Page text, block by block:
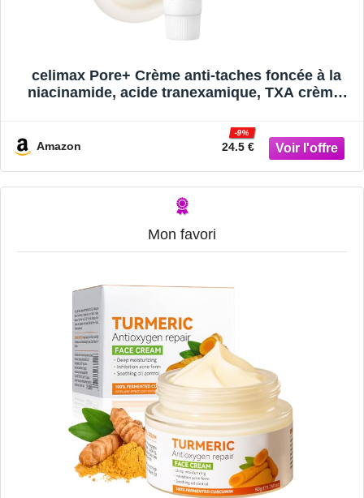
celimax Pore+ Crème anti-taches foncée à la
niacinamide, acide tranexamique, TXA crème,
crème de jour, 35 m
Amazon 24.5 €
-9%
Mon favori